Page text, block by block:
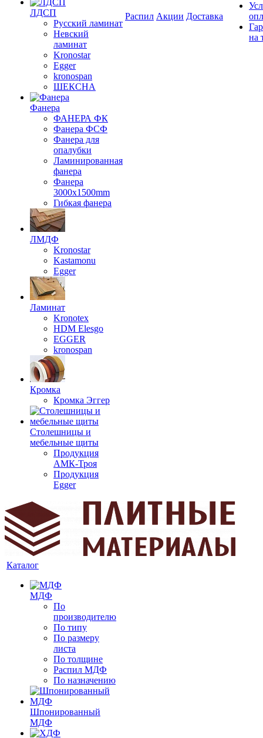
ЛДСП
Русский ламинат
Невский
ламинат
Kronostar
Egger
kronospan
ШЕКСНА
Фанера
ФАНЕРА ФК
Фанера ФСФ
Фанера для
опалубки
Ламинированная
фанера
Фанера
3000х1500mm
Гибкая фанера
ЛМДФ
Kronostar
Kastamonu
Egger
Ламинат
Kronotex
HDM Elesgo
EGGER
kronospan
Кромка
Кромка Эггер
Столешницы и
мебельные щиты
Продукция
АМК-Троя
Продукция
Egger
Распил Акции Доставка
на
Каталог
МДФ
По
производителю
По типу
По размеру
листа
По толщине
Распил МДФ
По назначению
Шпонированный
МДФ